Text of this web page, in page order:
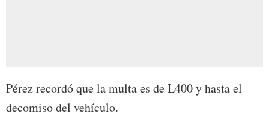
Pérez recordó que la multa es de L400 y hasta el
decomiso del vehículo.